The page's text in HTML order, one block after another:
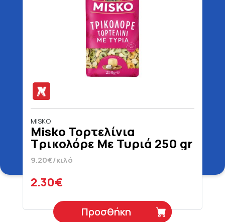
MISKO
Misko Τορτελίνια
Τρικολόρε Με Τυριά 250 gr
9.20€/κιλό
2.30€
Προσθήκη